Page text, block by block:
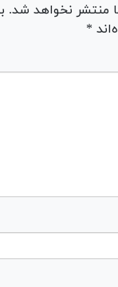
منتشر نخواهد شد.
*